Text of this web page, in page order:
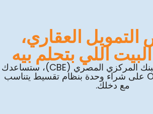
العقاري،
اللي بتحلم بيه
في إطار مبادرات البنك المركزي المصري (CBE)، ستساعدك
Owners 2 Buyers على شراء وحدة بنظام تقسيط يتناسب
مع دخلك.